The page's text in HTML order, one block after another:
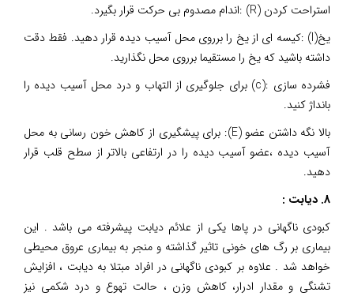
استراحت کردن (R) :اندام مصدوم بی حرکت قرار بگیرد.
یخ(I) :کیسه ای از یخ را برروی محل آسیب دیده قرار دهید. فقط دقت
داشته باشید که یخ را مستقیما برروی محل نگذارید.
فشرده سازی :(c) برای جلوگیری از التهاب و درد محل آسیب دیده را
بانداژ کنید.
بالا نگه داشتن عضو (E): برای پیشگیری از کاهش خون رسانی به محل
آسیب دیده ،عضو آسیب دیده را در ارتفاعی بالاتر از سطح قلب قرار
دهید.
8. دیابت :
کبودی ناگهانی در پاها یکی از علائم دیابت پیشرفته می باشد . این
بیماری بر رگ های خونی تاثیر گذاشته و منجر به بیماری عروق محیطی
خواهد شد . علاوه بر کبودی ناگهانی در افراد مبتلا به دیابت ، افزایش
تشنگی و مقدار ادرار، کاهش وزن ، حالت تهوع و درد شکمی نیز